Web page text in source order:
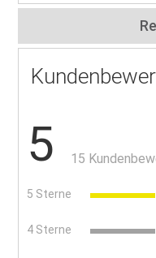
5 15
5 Sterne
4 Sterne